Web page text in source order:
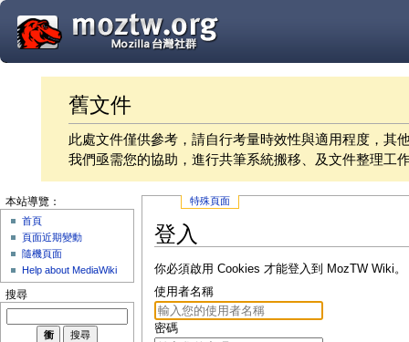
舊文件
此處文件僅供參考，請自行考量時效性與適用程度，其
我們亟需您的協助，進行共筆系統搬移、及文件整理工
特殊頁面
登入
你必須啟用 Cookies 才能登入到 MozTW Wiki。
使用者名稱
密碼
本站導覽：
首頁
頁面近期變動
隨機頁面
Help about MediaWiki
搜尋